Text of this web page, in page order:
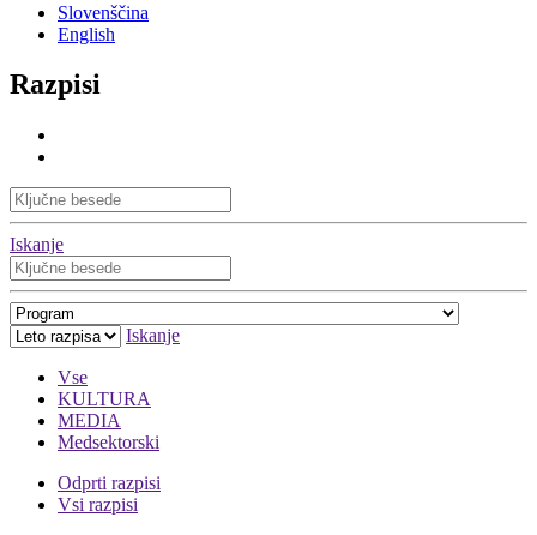
Slovenščina
English
Razpisi
Iskanje
Iskanje
Vse
KULTURA
MEDIA
Medsektorski
Odprti razpisi
Vsi razpisi